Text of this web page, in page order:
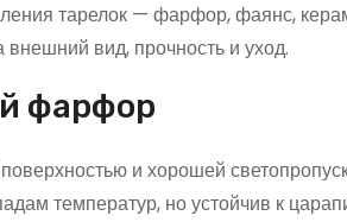
тарелок — фарфор, фаянс,
вид, прочность и уход.
фарфор
и хорошей
температур, но устойчив к